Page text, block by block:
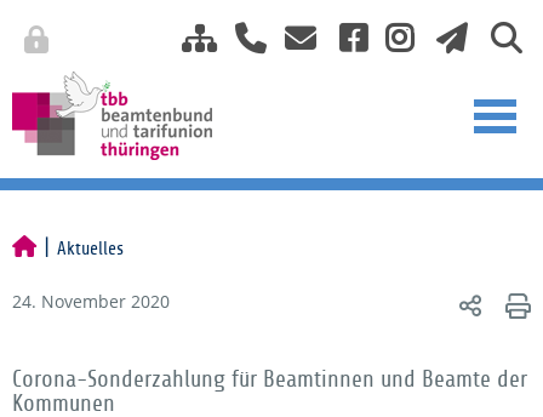
Aktuelles
24. November 2020
Corona-Sonderzahlung für Beamtinnen und Beamte der
Kommunen